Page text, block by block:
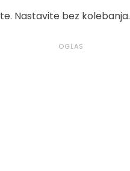
Nastavite bez kolebanja.